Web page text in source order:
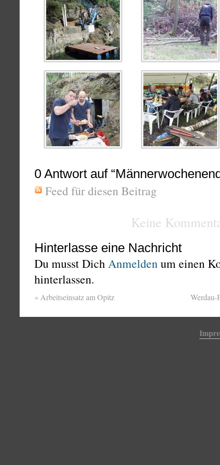
0 Antwort auf
Feed für diesen Beitrag
Keine
Hinterlasse eine Nachricht
Du musst DichAnmeldenum einen
hinterlassen.
« Arbeitseinsatz am Opitz Werdau-